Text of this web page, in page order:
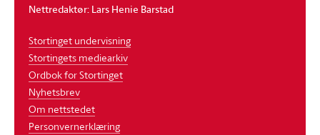
Nettredaktør: Lars Henie Barstad
Stortinget undervisning
Stortingets mediearkiv
Ordbok for Stortinget
Nyhetsbrev
Om nettstedet
Personvernerklæring